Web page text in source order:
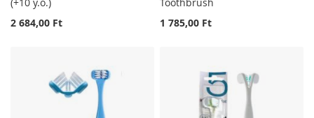
2 684,00 Ft
1 785,00 Ft